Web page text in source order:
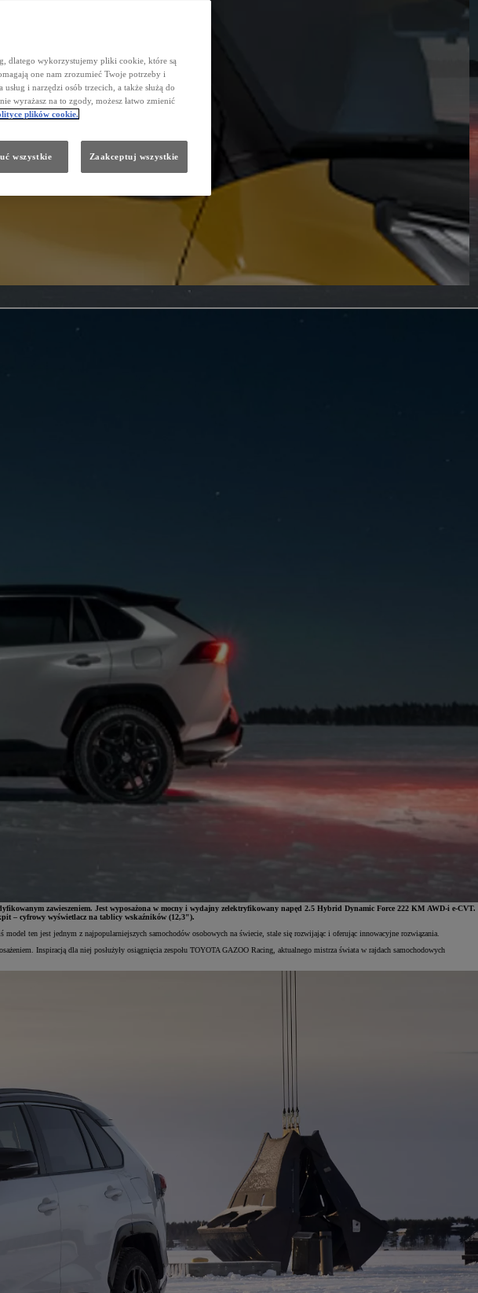
zawieszeniem. Jest wyposażona w mocny i wydajny zelektryfikowany napęd 2.5 Hybrid Dynamic Force 222 KM AWD-i e‑CVT.
– cyfrowy wyświetlacz na tablicy wskaźników (12,3").
ten jest jednym z najpopularniejszych samochodów osobowych na świecie, stale się rozwijając i oferując innowacyjne rozwiązania.
Inspiracją dla niej posłużyły osiągnięcia zespołu TOYOTA GAZOO Racing, aktualnego mistrza świata w rajdach samochodowych
dlatego wykorzystujemy pliki cookie, które są
one nam zrozumieć Twoje potrzeby i
i narzędzi osób trzecich, a także służą do
wyrażasz na to zgody, możesz łatwo zmienić
plików cookie.
wszystkie Zaakceptuj wszystkie